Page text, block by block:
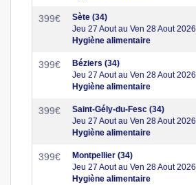
399€
Sète (34)
Jeu 27 Aout au Ven 28 Aout 2026
Hygiène alimentaire
399€
Béziers (34)
Jeu 27 Aout au Ven 28 Aout 2026
Hygiène alimentaire
399€
Saint-Gély-du-Fesc (34)
Jeu 27 Aout au Ven 28 Aout 2026
Hygiène alimentaire
399€
Montpellier (34)
Jeu 27 Aout au Ven 28 Aout 2026
Hygiène alimentaire